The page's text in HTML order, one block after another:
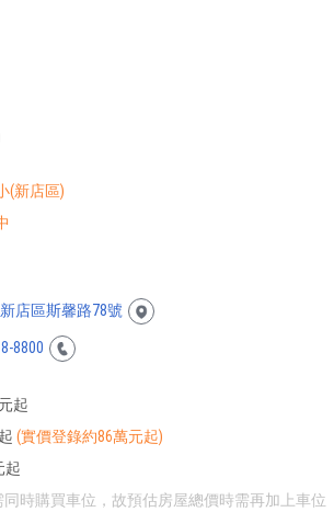
(新店區)
店區斯馨路78號
8800
起
(實價登錄約86萬元起)
起
時購買車位，故預估房屋總價時需再加上車位